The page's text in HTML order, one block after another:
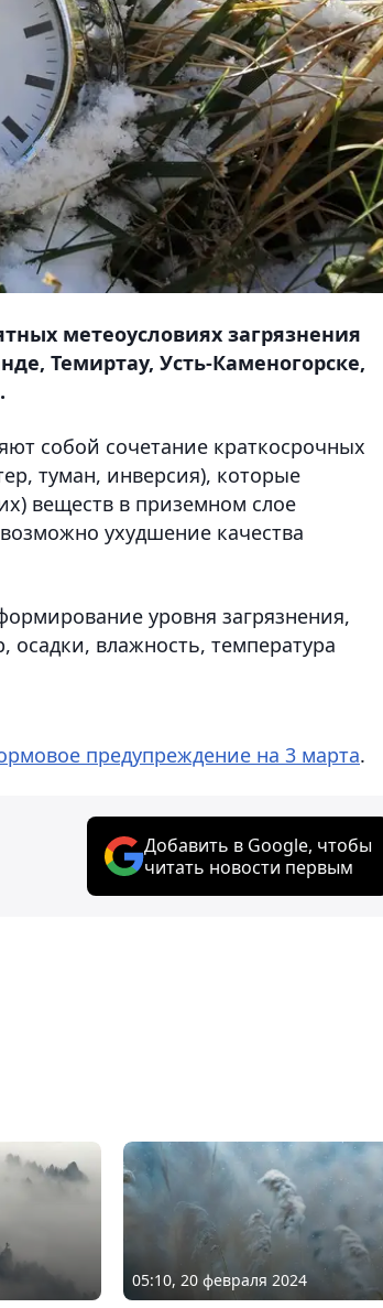
метеоусловиях загрязнения
Темиртау, Усть-Каменогорске,
собой сочетание краткосрочных
туман, инверсия), которые
веществ в приземном слое
ухудшение качества
уровня загрязнения,
осадки, влажность, температура
предупреждение на 3 марта.
Добавить в Google, чтобы
читать новости первым
05:10, 20 февраля 2024